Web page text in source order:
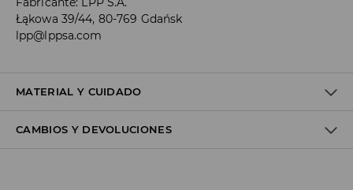
Łąkowa 39/44, 80-769 Gdańsk
lpp@lppsa.com
MATERIAL Y CUIDADO
1º TELA: 77% VISCOSA, 23% POLIAMIDA
1º FORRO: 80% POLIÉSTER, 20% ALGODÓN
CAMBIOS Y DEVOLUCIONES